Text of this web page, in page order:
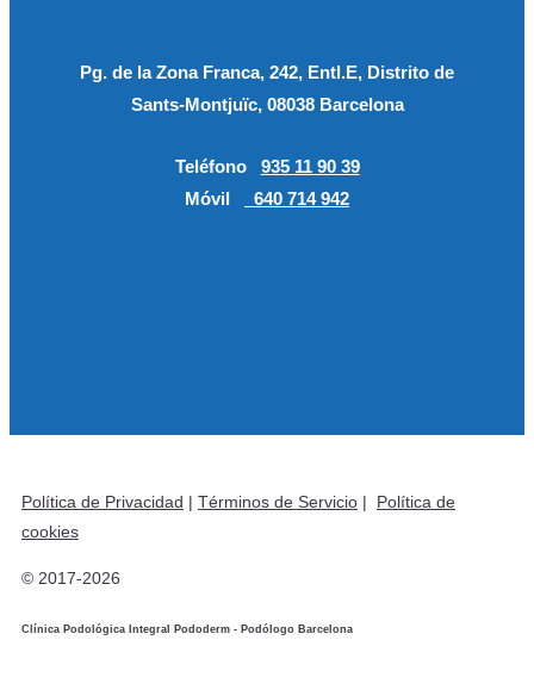
Pg. de la Zona Franca, 242, Entl.E, Distrito de
Sants-Montjuïc, 08038 Barcelona
Teléfono 935 11 90 39
Móvil
640 714 942
Política de Privacidad | Términos de Servicio | Política de
cookies
© 2017-2026
Clínica Podológica Integral Pododerm - Podólogo Barcelona